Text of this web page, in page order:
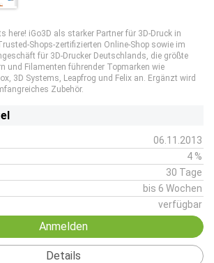
here! iGo3D als starker Partner für 3D-Druck in
Shops-zertifizierten Online-Shop sowie im
für 3D-Drucker Deutschlands, die größte
und Filamenten führender Topmarken wie
3D Systems, Leapfrog und Felix an. Ergänzt wird
Zubehör.
06.11.2013
4 %
30 Tage
bis 6 Wochen
verfügbar
Anmelden
Details